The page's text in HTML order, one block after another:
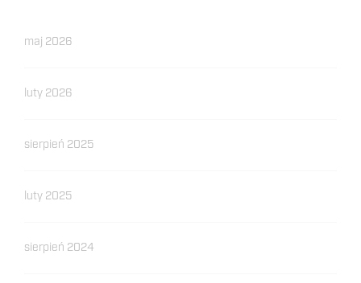
maj 2026
luty 2026
sierpień 2025
luty 2025
sierpień 2024